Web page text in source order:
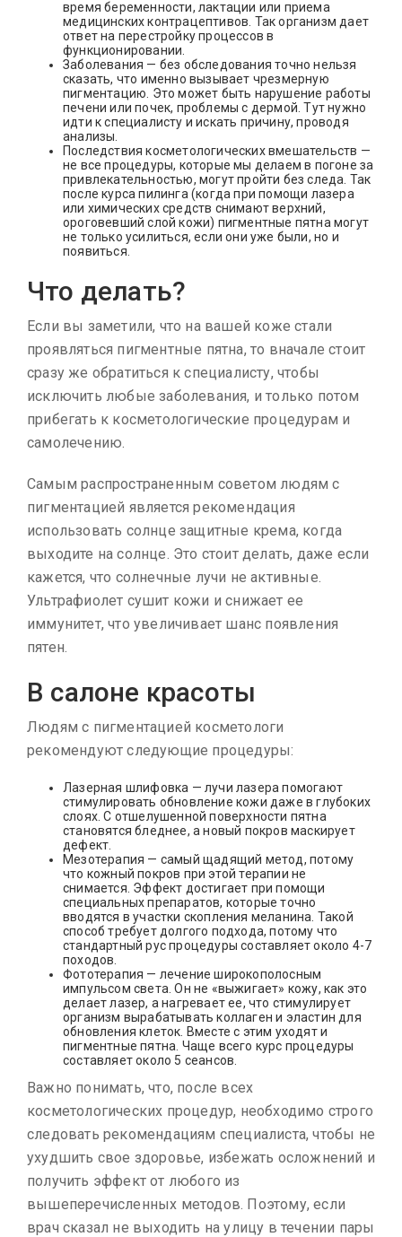
время беременности, лактации или приема
медицинских контрацептивов. Так организм дает
ответ на перестройку процессов в
функционировании.
Заболевания — без обследования точно нельзя
сказать, что именно вызывает чрезмерную
пигментацию. Это может быть нарушение работы
печени или почек, проблемы с дермой. Тут нужно
идти к специалисту и искать причину, проводя
анализы.
Последствия косметологических вмешательств —
не все процедуры, которые мы делаем в погоне за
привлекательностью, могут пройти без следа. Так
после курса пилинга (когда при помощи лазера
или химических средств снимают верхний,
ороговевший слой кожи) пигментные пятна могут
не только усилиться, если они уже были, но и
появиться.
Что делать?
Если вы заметили, что на вашей коже стали
проявляться пигментные пятна, то вначале стоит
сразу же обратиться к специалисту, чтобы
исключить любые заболевания, и только потом
прибегать к косметологические процедурам и
самолечению.
Самым распространенным советом людям с
пигментацией является рекомендация
использовать солнце защитные крема, когда
выходите на солнце. Это стоит делать, даже если
кажется, что солнечные лучи не активные.
Ультрафиолет сушит кожи и снижает ее
иммунитет, что увеличивает шанс появления
пятен.
В салоне красоты
Людям с пигментацией косметологи
рекомендуют следующие процедуры:
Лазерная шлифовка — лучи лазера помогают
стимулировать обновление кожи даже в глубоких
слоях. С отшелушенной поверхности пятна
становятся бледнее, а новый покров маскирует
дефект.
Мезотерапия — самый щадящий метод, потому
что кожный покров при этой терапии не
снимается. Эффект достигает при помощи
специальных препаратов, которые точно
вводятся в участки скопления меланина. Такой
способ требует долгого подхода, потому что
стандартный рус процедуры составляет около 4-7
походов.
Фототерапия — лечение широкополосным
импульсом света. Он не «выжигает» кожу, как это
делает лазер, а нагревает ее, что стимулирует
организм вырабатывать коллаген и эластин для
обновления клеток. Вместе с этим уходят и
пигментные пятна. Чаще всего курс процедуры
составляет около 5 сеансов.
Важно понимать, что, после всех
косметологических процедур, необходимо строго
следовать рекомендациям специалиста, чтобы не
ухудшить свое здоровье, избежать осложнений и
получить эффект от любого из
вышеперечисленных методов. Поэтому, если
врач сказал не выходить на улицу в течении пары